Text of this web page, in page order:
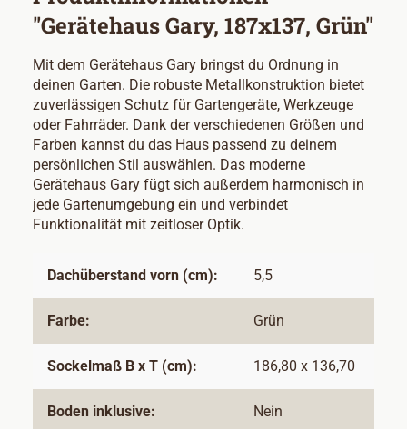
"Gerätehaus Gary, 187x137, Grün"
Mit dem Gerätehaus Gary bringst du Ordnung in
deinen Garten. Die robuste Metallkonstruktion bietet
zuverlässigen Schutz für Gartengeräte, Werkzeuge
oder Fahrräder. Dank der verschiedenen Größen und
Farben kannst du das Haus passend zu deinem
persönlichen Stil auswählen. Das moderne
Gerätehaus Gary fügt sich außerdem harmonisch in
jede Gartenumgebung ein und verbindet
Funktionalität mit zeitloser Optik.
Dachüberstand vorn (cm): 5,5
Farbe: Grün
Sockelmaß B x T (cm): 186,80 x 136,70
Boden inklusive: Nein